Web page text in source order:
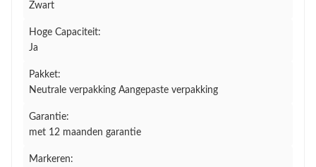
Zwart
Hoge Capaciteit:
Ja
Pakket:
Neutrale verpakking Aangepaste verpakking
Garantie:
met 12 maanden garantie
Markeren: